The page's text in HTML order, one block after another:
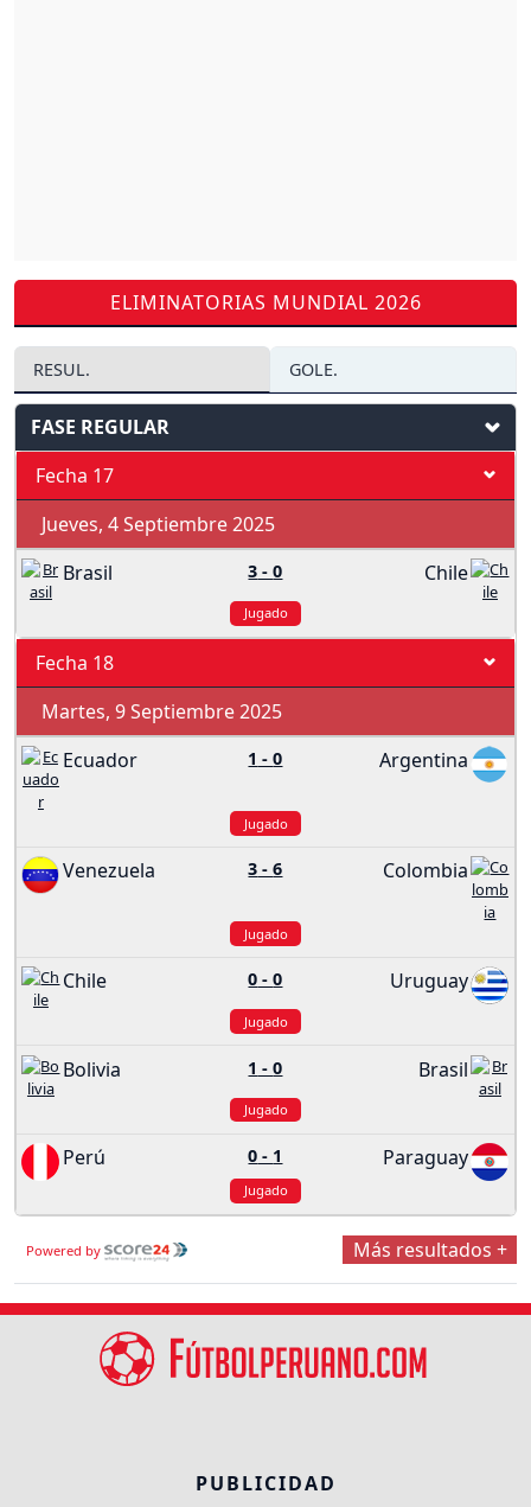
ELIMINATORIAS MUNDIAL 2026
RESUL. GOLE.
FASE REGULAR
Fecha 17
Jueves, 4 Septiembre 2025
Brasil
3 -0 Chile
Jugado
Fecha 18
Martes, 9 Septiembre 2025
Ecuador
1 -0 Argentina
Jugado
Venezuela 3 -6 Colombia
Jugado
Chile 0 -0 Uruguay
Jugado
Bolivia 1 -0 Brasil
Jugado
Perú 0 - 1 Paraguay
Jugado
Powered by Más resultados +
PUBLICIDAD